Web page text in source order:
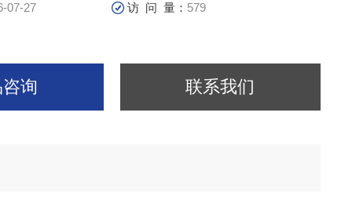
07-27 访 问 量： 579
询 联系我们